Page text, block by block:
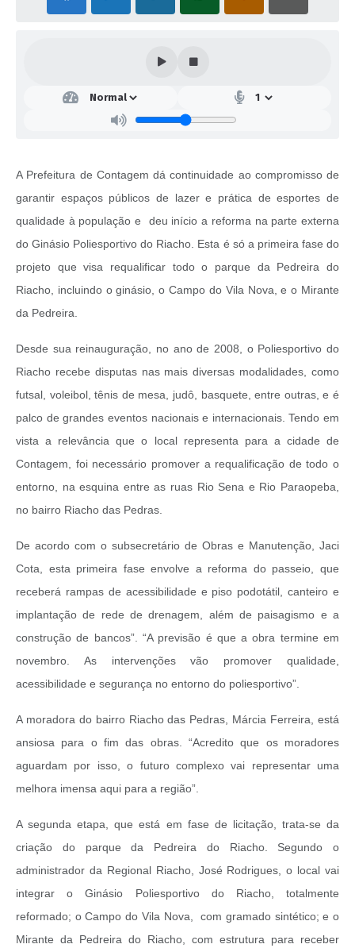
A Prefeitura de Contagem dá continuidade ao compromisso de
garantir espaços públicos de lazer e prática de esportes de
qualidade à população e deu início a reforma na parte externa
do Ginásio Poliesportivo do Riacho. Esta é só a primeira fase do
projeto que visa requalificar todo o parque da Pedreira do
Riacho, incluindo o ginásio, o Campo do Vila Nova, e o Mirante
da Pedreira.
Desde sua reinauguração, no ano de 2008, o Poliesportivo do
Riacho recebe disputas nas mais diversas modalidades, como
futsal, voleibol, tênis de mesa, judô, basquete, entre outras, e é
palco de grandes eventos nacionais e internacionais. Tendo em
vista a relevância que o local representa para a cidade de
Contagem, foi necessário promover a requalificação de todo o
entorno, na esquina entre as ruas Rio Sena e Rio Paraopeba,
no bairro Riacho das Pedras.
De acordo com o subsecretário de Obras e Manutenção, Jaci
Cota, esta primeira fase envolve a reforma do passeio, que
receberá rampas de acessibilidade e piso podotátil, canteiro e
implantação de rede de drenagem, além de paisagismo e a
construção de bancos”. “A previsão é que a obra termine em
novembro. As intervenções vão promover qualidade,
acessibilidade e segurança no entorno do poliesportivo”.
A moradora do bairro Riacho das Pedras, Márcia Ferreira, está
ansiosa para o fim das obras. “Acredito que os moradores
aguardam por isso, o futuro complexo vai representar uma
melhora imensa aqui para a região”.
A segunda etapa, que está em fase de licitação, trata-se da
criação do parque da Pedreira do Riacho. Segundo o
administrador da Regional Riacho, José Rodrigues, o local vai
integrar o Ginásio Poliesportivo do Riacho, totalmente
reformado; o Campo do Vila Nova, com gramado sintético; e o
Mirante da Pedreira do Riacho, com estrutura para receber